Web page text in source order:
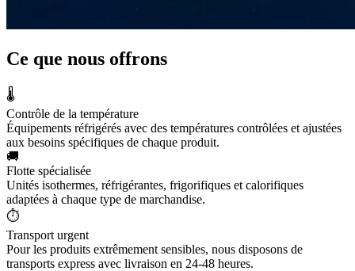
Ce que nous offrons
🌡️
Contrôle de la température
Équipements réfrigérés avec des températures contrôlées et ajustées
aux besoins spécifiques de chaque produit.
🚚
Flotte spécialisée
Unités isothermes, réfrigérantes, frigorifiques et calorifiques
adaptées à chaque type de marchandise.
⏱️
Transport urgent
Pour les produits extrêmement sensibles, nous disposons de
transports express avec livraison en 24-48 heures.